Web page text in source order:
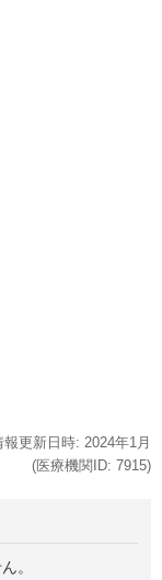
報更新日時: 2024年1月
(医療機関ID: 7915)
。